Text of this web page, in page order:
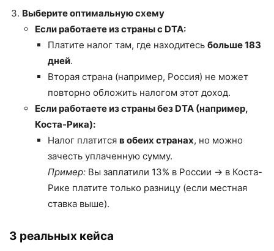
Выберите оптимальную схему
Если работаете из страны с DTA:
Платите налог там, где находитесь больше 183
дней.
Вторая страна (например, Россия) не может
повторно обложить налогом этот доход.
Если работаете из страны без DTA (например,
Коста-Рика):
Налог платится в обеих странах, но можно
зачесть уплаченную сумму.
Пример: Вы заплатили 13% в России → в Коста-
Рике платите только разницу (если местная
ставка выше).
3 реальных кейса